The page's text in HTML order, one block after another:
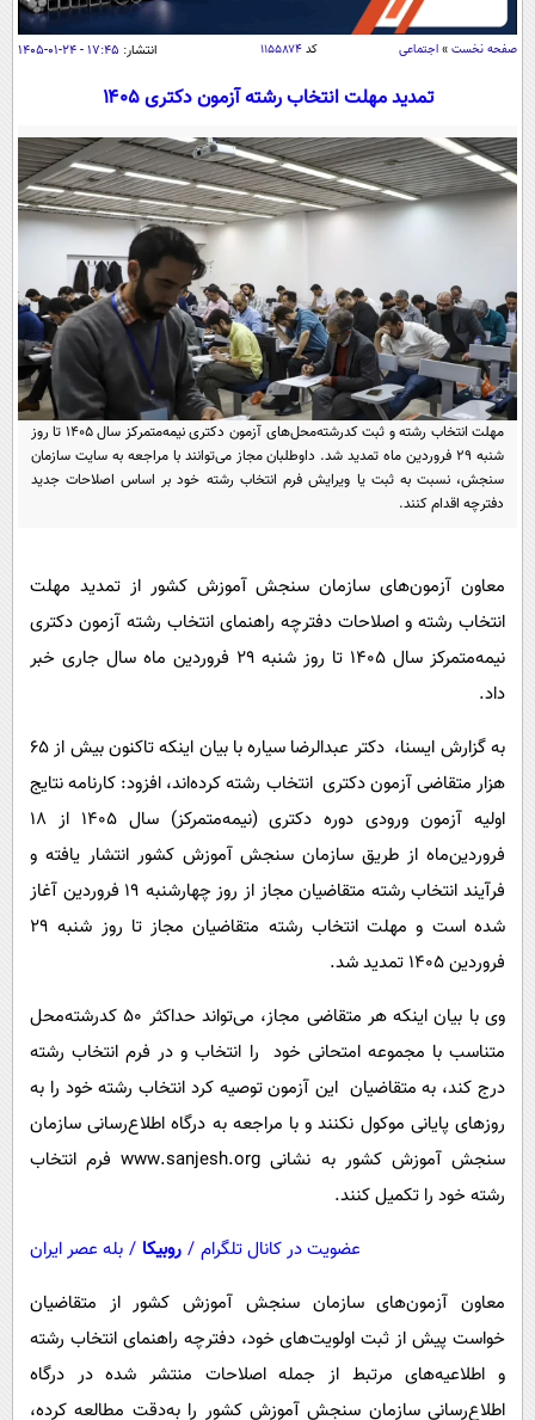
اقتصاد
اقتصادی
جامعه
حوادث
سلامت
محیط زیست
سفر و تفریح
بین الملل
سیاست خارجی
فرهنگ و هنر
فناوری و It
علمی
اخبار کریپتو
قرآن
گوناگون
سرگرمی
باشگاه مغز
مجله تصویری سلاح
فیلم
اقتصاد
ورزش
فناوری
گوناگون
فرهنگی
بین الملل
اجتماعی
عصر ایران 2
خواندنی ها و دیدنی ها
روانشناسی
آشپزی
آموزش زبان
صفحه نخست » اجتماعی کد۱۱۵۵۸۷۴ انتشار: ۱۷:۴۵ - ۲۴-۰۱-۱۴۰۵
تمدید مهلت انتخاب رشته آزمون دکتری ۱۴۰۵
مهلت انتخاب رشته و ثبت کدرشته‌محل‌های آزمون دکتری نیمه‌متمرکز سال ۱۴۰۵ تا روز
شنبه ۲۹ فروردین ماه تمدید شد. داوطلبان مجاز می‌توانند با مراجعه به سایت سازمان
سنجش، نسبت به ثبت یا ویرایش فرم انتخاب رشته خود بر اساس اصلاحات جدید
دفترچه اقدام کنند.
معاون آزمون‌های سازمان سنجش آموزش کشور از تمدید مهلت
انتخاب رشته و اصلاحات دفترچه راهنمای انتخاب رشته آزمون دکتری
نیمه‌متمرکز سال ۱۴۰۵ تا روز شنبه ۲۹ فروردین ماه سال جاری خبر
داد.
به گزارش ایسنا، دکتر عبدالرضا سیاره با بیان اینکه تاکنون بیش از ۶۵
هزار متقاضی آزمون دکتری انتخاب رشته کرده‌اند، افزود: کارنامه نتایج
اولیه آزمون ورودی دوره دکتری (نیمه‌متمرکز) سال ۱۴۰۵ از ۱۸
فروردین‌ماه از طریق سازمان سنجش آموزش کشور انتشار یافته و
فرآیند انتخاب رشته متقاضیان مجاز از روز چهارشنبه ۱۹ فروردین آغاز
شده است و مهلت انتخاب رشته متقاضیان مجاز تا روز شنبه ۲۹
فروردین ۱۴۰۵ تمدید شد.
وی با بیان اینکه هر متقاضی مجاز، می‌تواند حداکثر ۵۰ کدرشته‌محل
متناسب با مجموعه امتحانی خود را انتخاب و در فرم انتخاب رشته
درج کند، به متقاضیان این آزمون توصیه کرد انتخاب رشته خود را به
روزهای پایانی موکول نکنند و با مراجعه به درگاه اطلاع‌رسانی سازمان
سنجش آموزش کشور به نشانی www.sanjesh.org فرم انتخاب
رشته خود را تکمیل کنند.
عضویت در کانال تلگرام / روبیکا / بله عصر ایران
معاون آزمون‌های سازمان سنجش آموزش کشور از متقاضیان
خواست پیش از ثبت اولویت‌های خود، دفترچه راهنمای انتخاب رشته
و اطلاعیه‌های مرتبط از جمله اصلاحات منتشر شده در درگاه
اطلاع‌رسانی سازمان سنجش آموزش کشور را به‌دقت مطالعه کرده،